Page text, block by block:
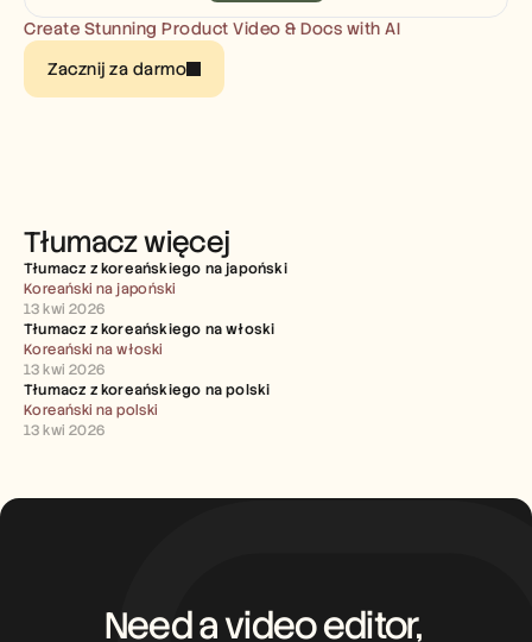
Create Stunning Product Video & Docs with AI
Zacznij za darmo
Tłumacz więcej
Tłumacz z koreańskiego na japoński
Koreański na japoński
13 kwi 2026
Tłumacz z koreańskiego na włoski
Koreański na włoski
13 kwi 2026
Tłumacz z koreańskiego na polski
Koreański na polski
13 kwi 2026
Need a video editor,
Pricing
Careers